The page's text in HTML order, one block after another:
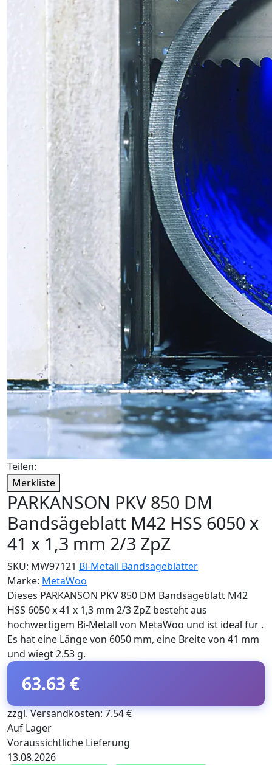
Teilen:
Merkliste
PARKANSON PKV 850 DM
Bandsägeblatt M42 HSS 6050 x
41 x 1,3 mm 2/3 ZpZ
SKU: MW97121 Bi-Metall Bandsägeblätter
Marke: MetaWoo
Dieses PARKANSON PKV 850 DM Bandsägeblatt M42
HSS 6050 x 41 x 1,3 mm 2/3 ZpZ besteht aus
hochwertigem Bi-Metall von MetaWoo und ist ideal für .
Es hat eine Länge von 6050 mm, eine Breite von 41 mm
und wiegt 2.53 g.
63.63 €
zzgl. Versandkosten: 7.54 €
Auf Lager
Voraussichtliche Lieferung
13.08.2026